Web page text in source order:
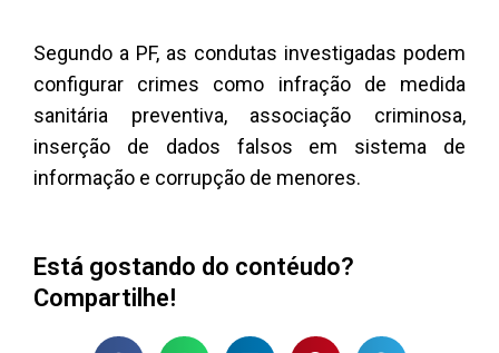
Segundo a PF, as condutas investigadas podem
configurar crimes como infração de medida
sanitária preventiva, associação criminosa,
inserção de dados falsos em sistema de
informação e corrupção de menores.
Está gostando do contéudo?
Compartilhe!